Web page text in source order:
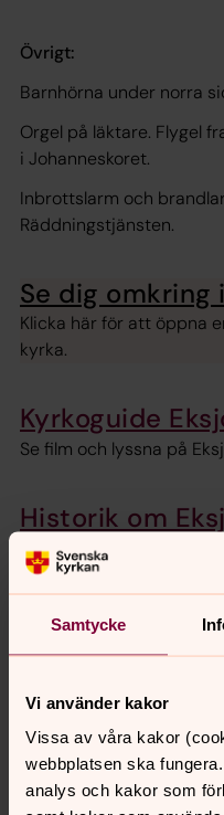
Samtycke
Vi använder kakor
Vissa av våra kakor
webbplatsen ska
analys och kakor som
Övrigt:
Barnhörna under norra
Orgel på läktare. Flygel
i Johanneskoret.
Inbrottslarm och
Räddningstjänsten.
Se dig omkring
Klicka här för att öppna
kyrka.
Kyrkoguide
Se film och lyssna på
Historik om
Ta del av en rapport
2005: en kulturhistorisk
Sankt Lars
Genom att klicka på